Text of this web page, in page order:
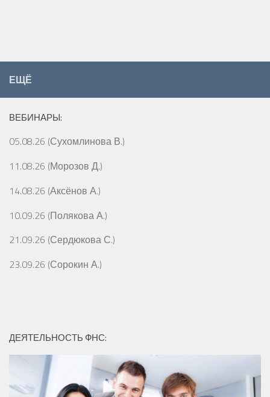
ЕЩЁ
ВЕБИНАРЫ:
05.08.26 (Сухомлинова В.)
11.08.26 (Морозов Д.)
14.08.26 (Аксёнов А.)
10.09.26 (Полякова А.)
21.09.26 (Сердюкова С.)
23.09.26 (Сорокин А.)
ДЕЯТЕЛЬНОСТЬ ФНС: